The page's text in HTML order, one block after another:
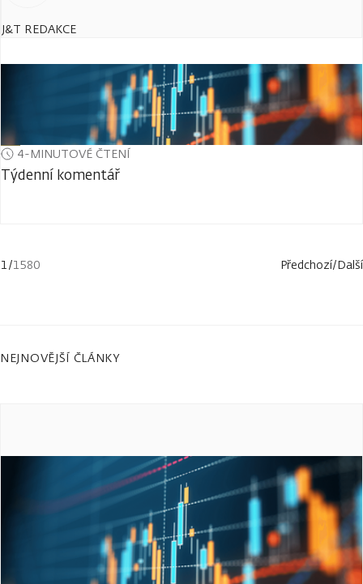
J&T REDAKCE
4-MINUTOVÉ ČTENÍ
Týdenní komentář
1/1580 Předchozí/Další
NEJNOVĚJŠÍ ČLÁNKY